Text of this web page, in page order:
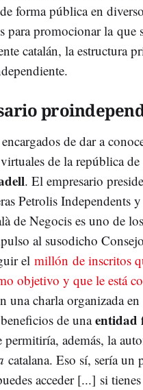
forma pública en
para promocionar la que
catalán, la estructura
de dar a
de la república
. El empresario
Petrolis Independents
de Negocis es uno de
al susodicho
el millón de inscritos
objetivo y que le está
una charla organizada
de unaentidad
permitiría, además, la
catalana. Eso sí, sería un
acceder [...] si